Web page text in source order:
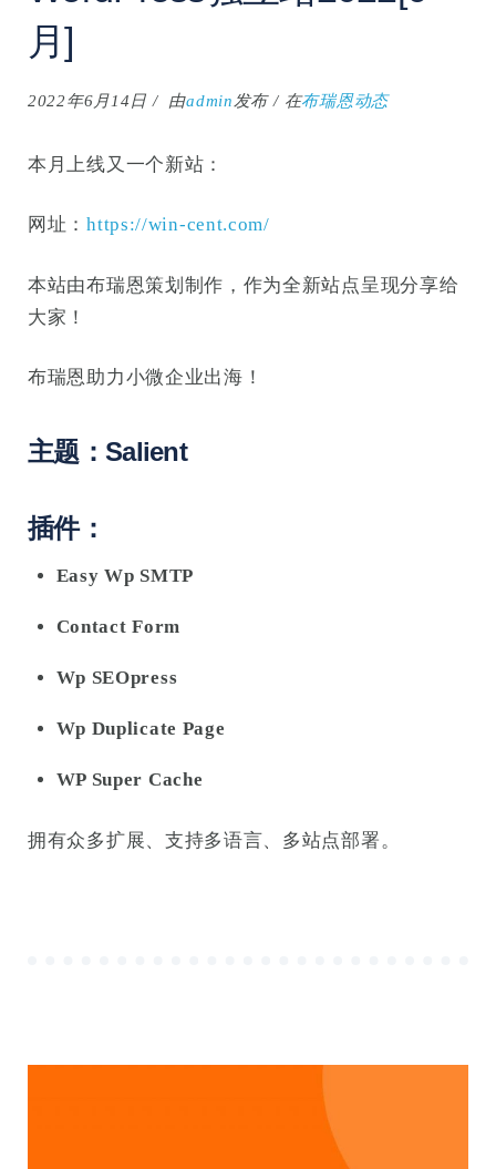
月]
2022年6月14日 由admin发布 在布瑞恩动态
本月上线又一个新站：
网址：https://win-cent.com/
本站由布瑞恩策划制作，作为全新站点呈现分享给
大家！
布瑞恩助力小微企业出海！
主题：Salient
插件：
Easy Wp SMTP
Contact Form
Wp SEOpress
Wp Duplicate Page
WP Super Cache
拥有众多扩展、支持多语言、多站点部署。